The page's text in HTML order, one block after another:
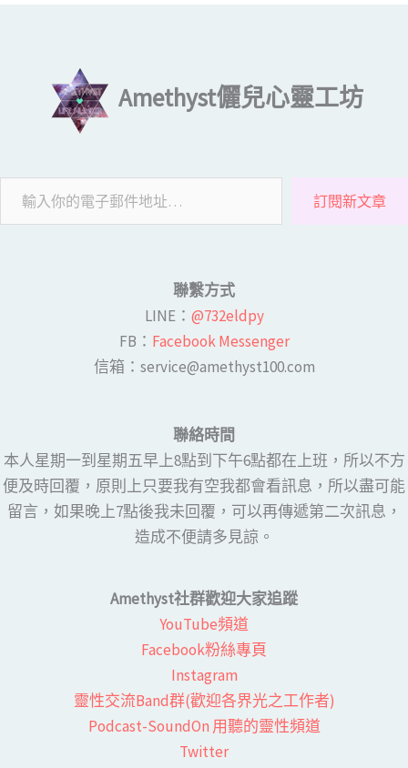
Amethyst儷兒心靈工坊
訂閱新文章
聯繫方式
LINE​： @732eldpy
FB：​ Facebook Messenger
​​信箱：service@amethyst100.com
聯絡時間
本人星期一到星期五早上8點到下午6點都在上班，所以不方
便及時回覆，原則上只要我有空我都會看訊息，所以盡可能
留言，如果晚上7點後我未回覆，可以再傳遞第二次訊息，
造成不便請多見諒。
Amethyst社群歡迎大家追蹤
YouTube頻道
Facebook粉絲專頁​
Instagram
靈性交流Band群(歡迎各界光之工作者)​
Podcast-SoundOn 用聽的靈性頻道
​Twitter